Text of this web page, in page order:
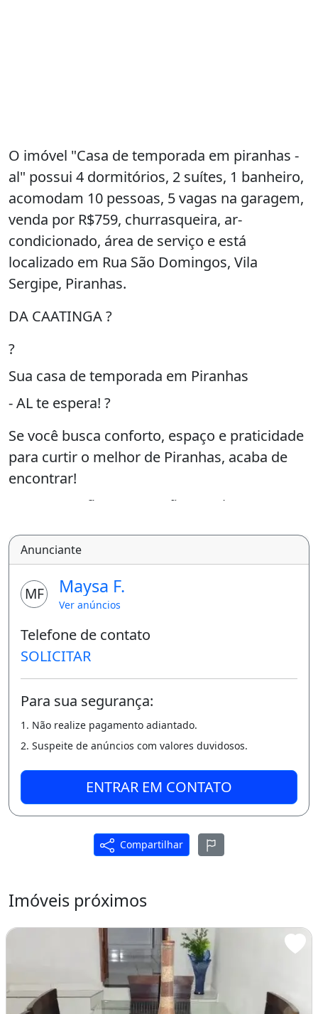
O imóvel "Casa de temporada em piranhas -
al" possui 4 dormitórios, 2 suítes, 1 banheiro,
acomodam 10 pessoas, 5 vagas na garagem,
venda por R$759, churrasqueira, ar-
condicionado, área de serviço e está
localizado em Rua São Domingos, Vila
Sergipe, Piranhas.
DA CAATINGA ?
?
Sua casa de temporada em Piranhas
- AL te espera! ?
Se você busca conforto, espaço e praticidade
para curtir o melhor de Piranhas, acaba de
encontrar!
Nossa casa fica na Rua São Domingos, Nº 04
- Vila Sergipe, a apenas 30 metros do centro
comercial e a 05 minutos do centro histórico
Características:
Capacidade para até 10 pessoas
Garagem para 6 carros
(sendo 2 suítes)
? 1 banheiro social
?
Sala de estar com TV e sofás
Anunciante
MF Maysa F.
Ver anúncios
Telefone de contato
SOLICITAR
Para sua segurança:
1. Não realize pagamento adiantado.
2. Suspeite de anúncios com valores duvidosos.
ENTRAR EM CONTATO
Compartilhar
Imóveis próximos